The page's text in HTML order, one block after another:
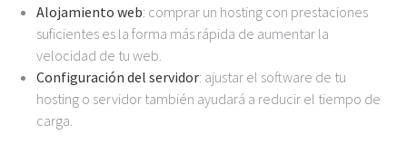
Alojamiento web: comprar un hosting con prestaciones
suficientes es la forma más rápida de aumentar la
velocidad de tu web.
Configuración del servidor: ajustar el software de tu
hosting o servidor también ayudará a reducir el tiempo de
carga.